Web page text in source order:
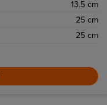
13.5 cm
25 cm
25 cm